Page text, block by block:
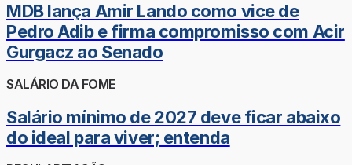
MDB lança Amir Lando como vice de
Pedro Adib e firma compromisso com Acir
Gurgacz ao Senado
SALÁRIO DA FOME
Salário mínimo de 2027 deve ficar abaixo
do ideal para viver; entenda